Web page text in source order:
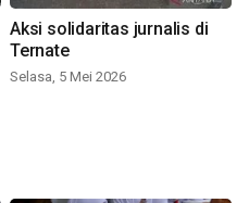
Aksi solidaritas jurnalis di
Ternate
Selasa, 5 Mei 2026